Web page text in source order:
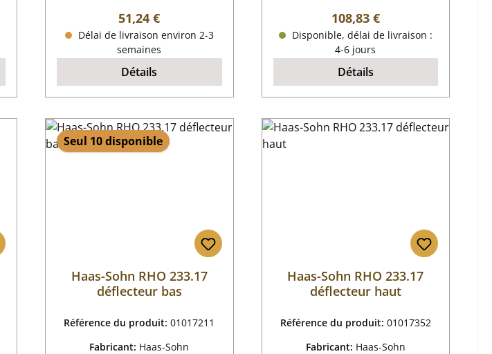
Prix régulier :
51,24 €
Délai de livraison environ 2-3
semaines
Détails
Prix régulier :
108,83 €
Disponible, délai de livraison :
4-6 jours
Détails
Seul 10 disponible
Haas-Sohn RHO 233.17
déflecteur bas
Référence du produit:01017211
Fabricant: Haas-Sohn
Haas-Sohn RHO 233.17
déflecteur haut
Référence du produit: 01017352
Fabricant: Haas-Sohn